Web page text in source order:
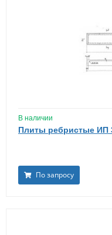
В наличии
Плиты ребристые ИП
По запросу